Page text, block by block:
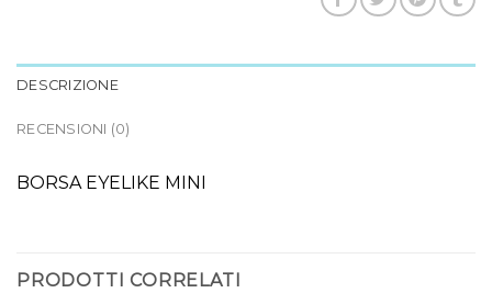
DESCRIZIONE
RECENSIONI (0)
BORSA EYELIKE MINI
PRODOTTI CORRELATI